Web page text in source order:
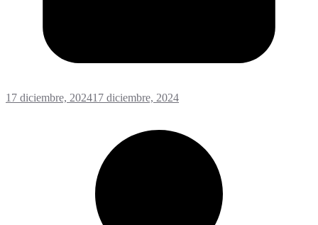
17 diciembre, 202417 diciembre, 2024